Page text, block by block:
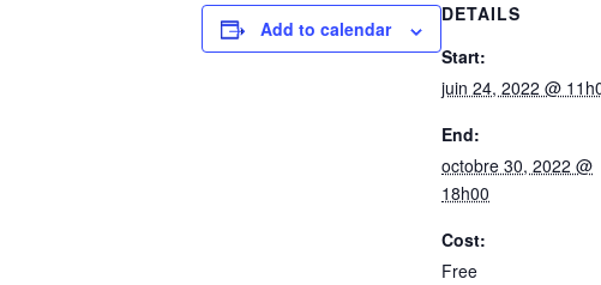
Add to calendar
DETAILS
Start:
juin 24, 2022 @
End:
octobre 30, 2022 @
18h00
Cost:
Free